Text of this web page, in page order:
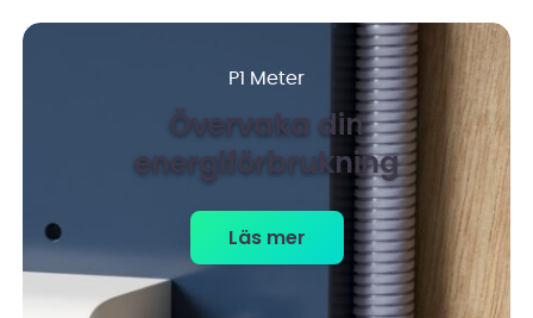
P1 Meter
Övervaka din
energiförbrukning
Läs mer